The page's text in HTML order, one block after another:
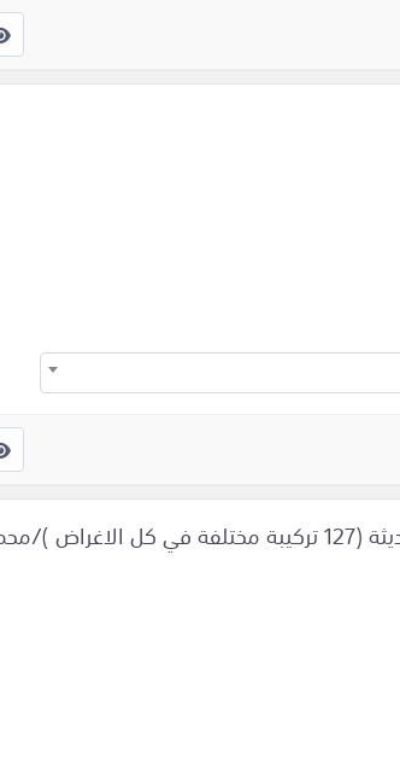
فن صناعة المنظفات السائلة ومساحيق التنطيف الحديثة (127 تركيبة مختلفة في كل